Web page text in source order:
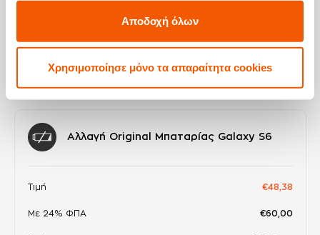
Αποδοχή όλων
Χρησιμοποίησε μόνο τα απαραίτητα cookies
Χρόνος 2-4 ώρες
Αλλαγή Original Μπαταρίας Galaxy S6
Τιμή €48,38
Με 24% ΦΠΑ €60,00